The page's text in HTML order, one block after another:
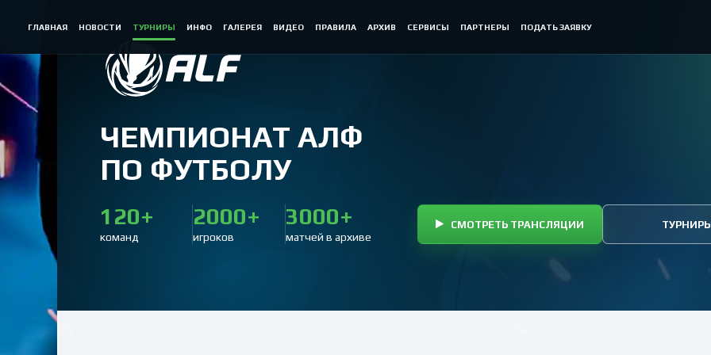
ЧЕМПИОНАТ АЛФ
ПО ФУТБОЛУ
120+
команд
2000+
игроков
3000+
матчей в архиве
СМОТРЕТЬ ТРАНСЛЯЦИИ
ГЛАВНАЯ НОВОСТИ ТУРНИРЫ ИНФО ГАЛЕРЕЯ ВИДЕО ПРАВИЛА АРХИВ СЕРВИСЫ ПАРТНЕРЫ ПОДАТЬ ЗАЯВКУ